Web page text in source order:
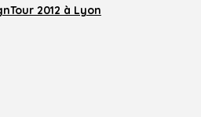
2012 à Lyon